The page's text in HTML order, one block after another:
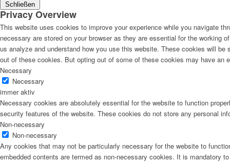
Schließen
Privacy Overview
This website uses cookies to improve your experience while you navigate
necessary are stored on your browser as they are essential for the
us analyze and understand how you use this website. These cookies will
out of these cookies. But opting out of some of these cookies may have an
Necessary
Necessary
immer aktiv
Necessary cookies are absolutely essential for the website to function
security features of the website. These cookies do not store any personal
Non-necessary
Non-necessary
Any cookies that may not be particularly necessary for the website to
embedded contents are termed as non-necessary cookies. It is mandatory